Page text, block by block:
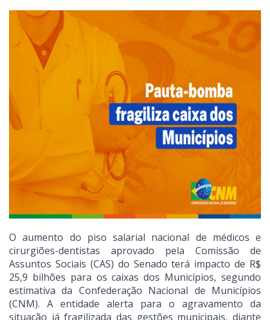
O aumento do piso salarial nacional de médicos e
cirurgiões-dentistas aprovado pela Comissão de
Assuntos Sociais (CAS) do Senado terá impacto de R$
25,9 bilhões para os caixas dos Municípios, segundo
estimativa da Confederação Nacional de Municípios
(CNM). A entidade alerta para o agravamento da
situação já fragilizada das gestões municipais, diante